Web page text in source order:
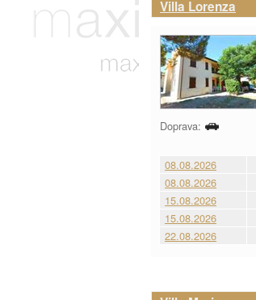
Villa Lorenza
Doprava:
08.08.2026
08.08.2026
15.08.2026
15.08.2026
22.08.2026